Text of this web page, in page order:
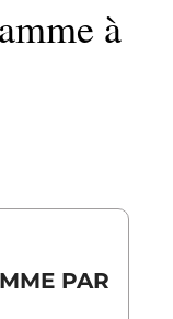
à
PAR